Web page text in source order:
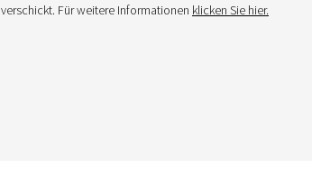
verschickt. Für weitere Informationen klicken Sie hier.